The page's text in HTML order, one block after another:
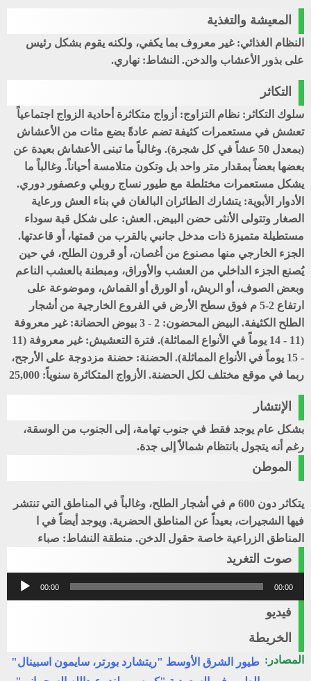
المعيشة والتغذية
النظام الغذائي: غير معروف بما يكفي، ولكنه يقوم بشكل رئيس
على بذور الأعشاب والدخن. النشاط: نهاري.
التكاثر
سلوك التكاثر: نظام التزاوج: أزواج متكاثرة أحادية الزواج اجتماعياً
تعشش في مستعمرات كثيفة تضم عادةً بضع مئات من الأعشاش
(بمعدل 50 عشاً في كل شجرة). وغالباً ما تبنى الأعشاش بعيدة عن
بعضها بعضاً بمقدار متر واحد بل وتكون متلامسة أحياناً. وغالباً ما
يشكل مستعمرات مختلطة مع طيور نساج روبلي وعصفور دوري.
الأدوار الأبوية: يتشارك الطائران البالغان في بناء العش ورعاية
الصغار وتتولى الأنثى حضن البيض. العش: على شكل قبة سوداء
مستطيلة متميزة ذات مدخل جانبي بالقرب من قمتها، أو قاعدتها.
الجزء الخارجي منها مصنوع من أغصان، أو قرون الطلح، في حين
يُصنع الجزء الداخلي من العشب والأوراق، ومبطنة بالعشب الناعم
وبعض الصوف، أو الريش، أو الورق أو القماش، وموضوعة على
ارتفاع 2-5 م فوق سطح الأرض في الفروع الخارجية من أشجار
الطلح الكثيفة. البيض المحضون: 2 - 3 بيوض الحضانة: غير معروفة
(11 - 14 يوماً في الأنواع المماثلة). فترة التعشيش: غير معروفة (11
- 15 يوماً في الأنواع المماثلة). الحضنة: حضنة مزدوجة على الأرجح،
ربما في موقع مختلف لكل الحضنة. الأزواج المتكاثرة سنوياً: 25,000
الإنتشار
بشكل عام يوجد فقط في جنوب تهامة، إلى الجنوب من الوسقة،
رغم أنه يتجول بانتظام شمالاً إلى جدة.
الموطن
يتكاثر دون 600 م في أشجار الطلح، وغالباً في المناطق التي تنتشر
فيها الشجيرات، بعيداً عن المناطق الحضرية. ويوجد أيضاً في ا
المناطق الزراعية خاصة حقول الدخن. منطقة النشاط: صباء
صوت التغريد
مشغل
الصوت
00:00 00:00
فيديو
الخريطة
المصادر: طيور الشرق الأوسط "ريتشارد بورتر، سايمون اسبينال"